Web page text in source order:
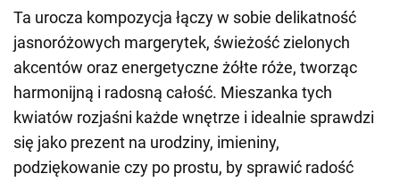
Ta urocza kompozycja łączy w sobie delikatność
jasnoróżowych margerytek, świeżość zielonych
akcentów oraz energetyczne żółte róże, tworząc
harmonijną i radosną całość. Mieszanka tych
kwiatów rozjaśni każde wnętrze i idealnie sprawdzi
się jako prezent na urodziny, imieniny,
podziękowanie czy po prostu, by sprawić radość